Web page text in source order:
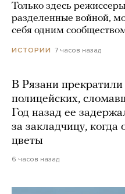
Только здесь
разделенные войной,
себя одним
ИСТОРИИ 7 часов назад
В Рязани прекратили
полицейских,
Год назад ее
за закладчицу,
цветы
6 часов назад